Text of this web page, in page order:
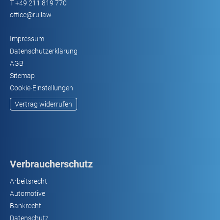
T+49 211 819 770
office@ru.law
Impressum
Datenschutzerklärung
AGB
Sitemap
Cookie-Einstellungen
Vertrag widerrufen
Verbraucherschutz
Arbeitsrecht
Automotive
Bankrecht
Datenschutz